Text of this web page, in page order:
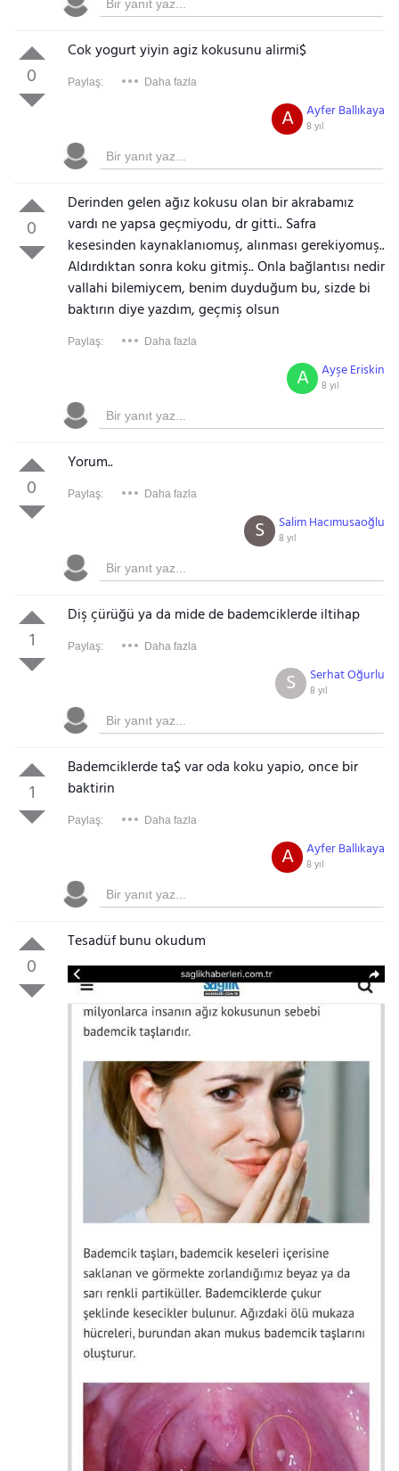
0
Cok yogurt yiyin agiz kokusunu alirmi$
Paylaş: Daha fazla
Ayfer Ballıkaya
8 yıl
A
0
Derinden gelen ağız kokusu olan bir akrabamız
vardı ne yapsa geçmiyodu, dr gitti.. Safra
kesesinden kaynaklanıomuş, alınması gerekiyomuş..
Aldırdıktan sonra koku gitmiş.. Onla bağlantısı nedir
vallahi bilemiycem, benim duyduğum bu, sizde bi
baktırın diye yazdım, geçmiş olsun
Paylaş: Daha fazla
Ayşe Eriskin
8 yıl
A
0
Yorum..
Paylaş: Daha fazla
Salim Hacımusaoğlu
8 yıl
S
1
Diş çürüğü ya da mide de bademciklerde iltihap
Paylaş: Daha fazla
Serhat Oğurlu
8 yıl
S
1
Bademciklerde ta$ var oda koku yapio, once bir
baktirin
Paylaş: Daha fazla
Ayfer Ballıkaya
8 yıl
A
0
Tesadüf bunu okudum